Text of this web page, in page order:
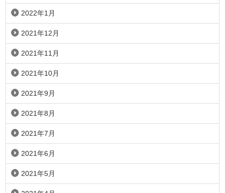
2022年1月
2021年12月
2021年11月
2021年10月
2021年9月
2021年8月
2021年7月
2021年6月
2021年5月